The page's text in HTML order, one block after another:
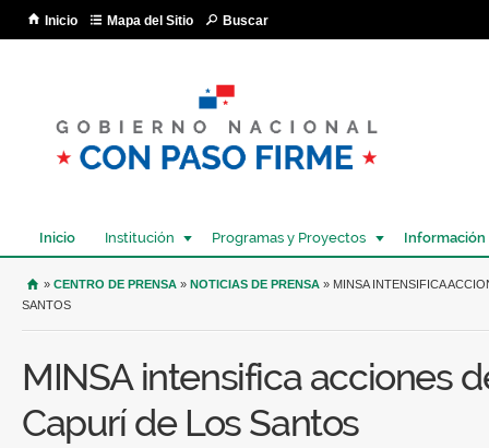
Inicio Mapa del Sitio Buscar
Inicio Institución Programas y Proyectos Información
USTED SE ENCUENTRA AQUÍ
» CENTRO DE PRENSA » NOTICIAS DE PRENSA » MINSA INTENSIFICA
SANTOS
MINSA intensifica acciones
Capurí de Los Santos